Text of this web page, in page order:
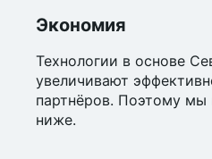
Экономия
Технологии в основе
увеличивают
партнёров. Поэтому
ниже.